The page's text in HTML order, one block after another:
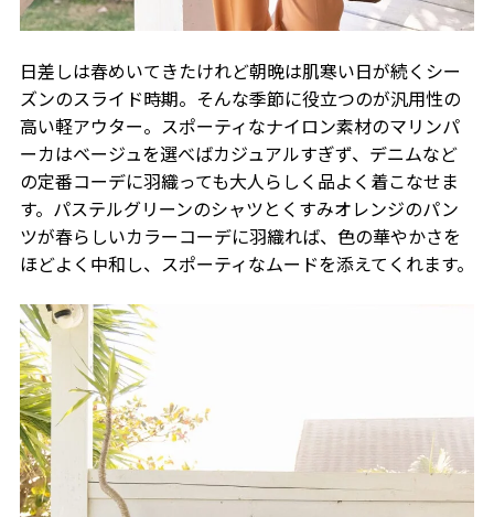
日差しは春めいてきたけれど朝晩は肌寒い日が続くシー
ズンのスライド時期。そんな季節に役立つのが汎用性の
高い軽アウター。スポーティなナイロン素材のマリンパ
ーカはベージュを選べばカジュアルすぎず、デニムなど
の定番コーデに羽織っても大人らしく品よく着こなせま
す。パステルグリーンのシャツとくすみオレンジのパン
ツが春らしいカラーコーデに羽織れば、色の華やかさを
ほどよく中和し、スポーティなムードを添えてくれます。